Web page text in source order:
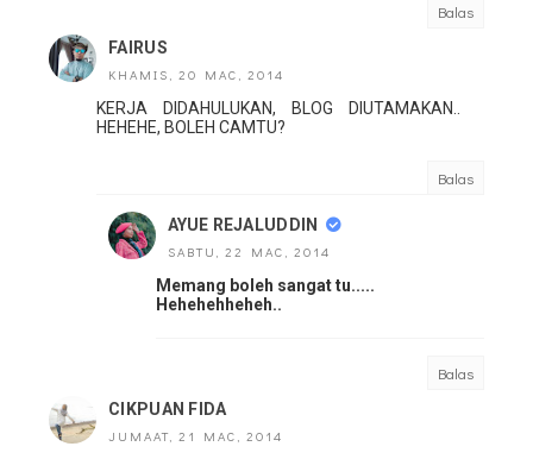
Balas
FAIRUS
KHAMIS, 20 MAC, 2014
KERJA DIDAHULUKAN, BLOG DIUTAMAKAN..
HEHEHE, BOLEH CAMTU?
Balas
AYUE REJALUDDIN
SABTU, 22 MAC, 2014
Memang boleh sangat tu.....
Hehehehheheh..
Balas
CIKPUAN FIDA
JUMAAT, 21 MAC, 2014